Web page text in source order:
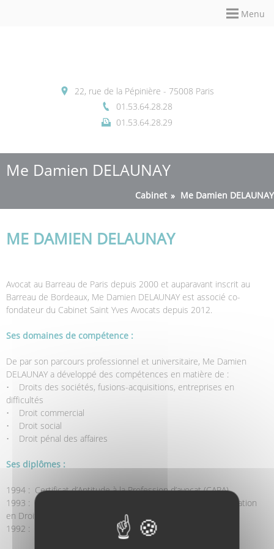
Menu
22, rue de la Pépinière - 75008 Paris
01.53.64.28.28
01.53.64.28.29
Me Damien DELAUNAY
Cabinet Me Damien DELAUNAY
ME DAMIEN DELAUNAY
Avocat au Barreau de Paris depuis 2000 et auparavant inscrit au
Barreau de Bordeaux, Me Damien DELAUNAY est associé co-
fondateur du Cabinet Saint Yves Avocats depuis 2012.
Ses domaines de compétence :
De par son parcours professionnel et universitaire, Me Damien
DELAUNAY a développé des compétences en matière de :
• Droits des sociétés, fusions-acquisitions, entreprises en
difficultés
• Droit commercial
• Droit social
• Droit pénal des affaires
Ses diplômes :
1994 : Certificat d’Aptitude à la Profession d’avocat (CAPA)
1993 : Diplôme de Juriste Conseil en Entreprise avec certification
en Droit des Sociétés (DJCE)
1992 : Maîtrise en droit des affaires (mention assez bien)